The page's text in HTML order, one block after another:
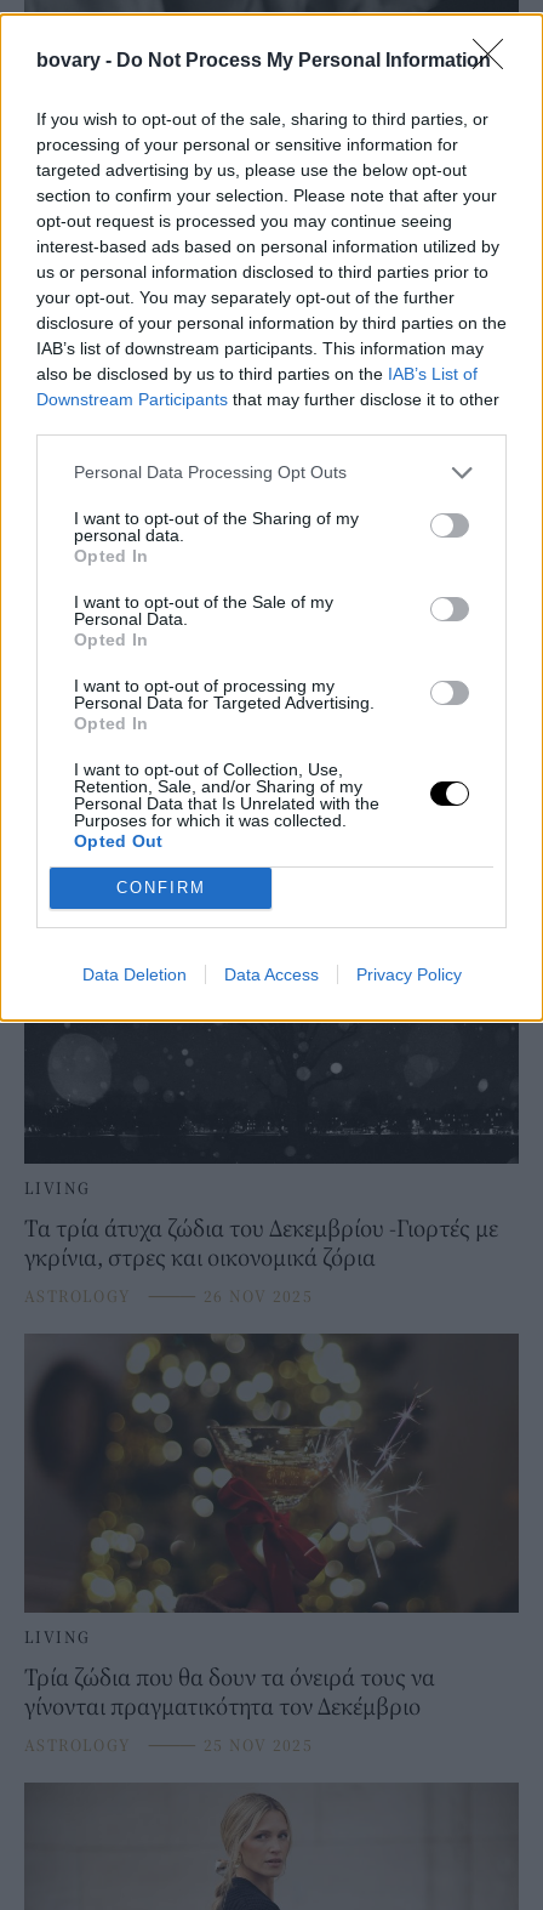
bovary - Do Not Process My Personal Information
If you wish to opt-out of the sale, sharing to third parties, or
processing of your personal or sensitive information for
targeted advertising by us, please use the below opt-out
section to confirm your selection. Please note that after your
opt-out request is processed you may continue seeing
interest-based ads based on personal information utilized by
us or personal information disclosed to third parties prior to
your opt-out. You may separately opt-out of the further
disclosure of your personal information by third parties on the
IAB’s list of downstream participants. This information may
also be disclosed by us to third parties on the IAB’s List of
Downstream Participants that may further disclose it to other
Personal Data Processing Opt Outs
I want to opt-out of the Sharing of my
personal data.
Opted In
I want to opt-out of the Sale of my
Personal Data.
Opted In
I want to opt-out of processing my
Personal Data for Targeted Advertising.
Opted In
I want to opt-out of Collection, Use,
Retention, Sale, and/or Sharing of my
Personal Data that Is Unrelated with the
Purposes for which it was collected.
Opted Out
CONFIRM
Data Deletion Data Access Privacy Policy
LIVING
Αυτά τα δύο ζώδια κινδυνεύουν να κάνουν το
μεγαλύτερο λάθος της ζωής τους
ASTROLOGY ⸻01 DEC 2025
LIVING
Δεκέμβριος με αλλαγές: Τρία ζώδια θα βρεθούν
αντιμέτωπα με αλήθειες και ανατροπές
ASTROLOGY ⸻
LIVING
Τα τρία άτυχα ζώδια του Δεκεμβρίου -Γιορτές με
γκρίνια, στρες και οικονομικά ζόρια
ASTROLOGY ⸻ 26 NOV 2025
LIVING
Τρία ζώδια που θα δουν τα όνειρά τους να
γίνονται πραγματικότητα τον Δεκέμβριο
ASTROLOGY ⸻ 25 NOV 2025